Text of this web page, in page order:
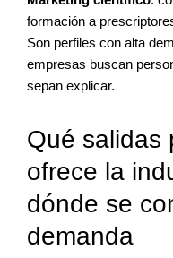
formación a
Son perfiles con alta
empresas buscan
sepan explicar.
Qué salidas
ofrece la
dónde se
demanda